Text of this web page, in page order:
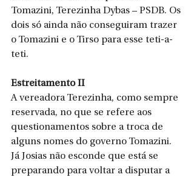
Tomazini, Terezinha Dybas – PSDB. Os
dois só ainda não conseguiram trazer
o Tomazini e o Tirso para esse teti-a-
teti.
Estreitamento II
A vereadora Terezinha, como sempre
reservada, no que se refere aos
questionamentos sobre a troca de
alguns nomes do governo Tomazini.
Já Josias não esconde que está se
preparando para voltar a disputar a